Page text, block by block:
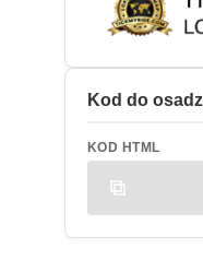
Kod do
KOD HTML